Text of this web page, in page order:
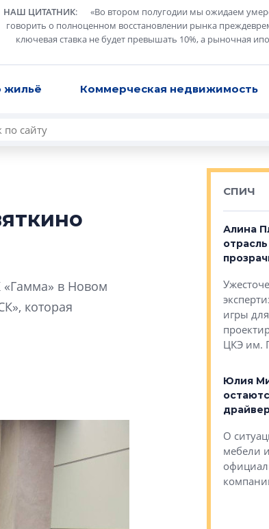
НАШ ЦИТАТНИК: «Во втором полугодии мы ожидаем
говорить о полноценном восстановлении рынка
ключевая ставка не будет превышать 10%, а рыночная
жильё Коммерческая недвижимость
«Гамма» в Новом
которая
СПИЧ
Роман Корнышев: «Поводом
Девелопер «Вертикаль»: поводом
электромобиль
апарты, которые еще больше
приблизятся к гостиничному
уровню сервиса, уверены в УК
КЕЙПОРТ
Алина
игры
ЦКЭ им.
Юлия
О
мебели